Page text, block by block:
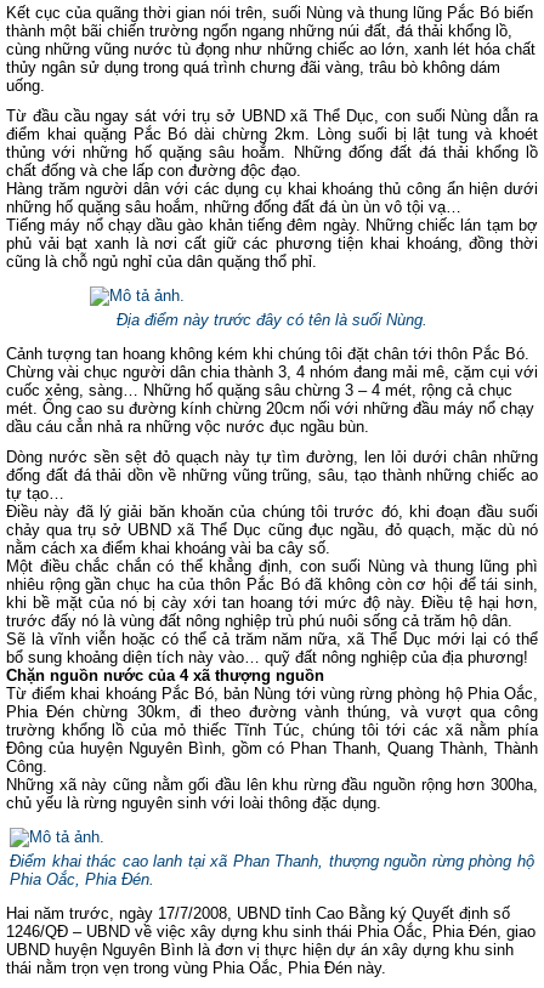
Kết cục của quãng thời gian nói trên, suối Nùng và thung lũng Pắc Bó biến
thành một bãi chiến trường ngổn ngang những núi đất, đá thải khổng lồ,
cùng những vũng nước tù đọng như những chiếc ao lớn, xanh lét hóa chất
thủy ngân sử dụng trong quá trình chưng đãi vàng, trâu bò không dám
uống.
Từ đầu cầu ngay sát với trụ sở UBND xã Thể Dục, con suối Nùng dẫn ra
điểm khai quặng Pắc Bó dài chừng 2km. Lòng suối bị lật tung và khoét
thủng với những hố quặng sâu hoắm. Những đống đất đá thải khổng lồ
chất đống và che lấp con đường độc đạo.
Hàng trăm người dân với các dụng cụ khai khoáng thủ công ẩn hiện dưới
những hố quặng sâu hoắm, những đống đất đá ùn ùn vô tội vạ…
Tiếng máy nổ chạy dầu gào khản tiếng đêm ngày. Những chiếc lán tạm bợ
phủ vải bạt xanh là nơi cất giữ các phương tiện khai khoáng, đồng thời
cũng là chỗ ngủ nghỉ của dân quặng thổ phỉ.
Địa điểm này trước đây có tên là suối Nùng.
Cảnh tượng tan hoang không kém khi chúng tôi đặt chân tới thôn Pắc Bó.
Chừng vài chục người dân chia thành 3, 4 nhóm đang mải mê, cặm cụi với
cuốc xẻng, sàng… Những hố quặng sâu chừng 3 – 4 mét, rộng cả chục
mét. Ống cao su đường kính chừng 20cm nối với những đầu máy nổ chạy
dầu cáu cẳn nhả ra những vộc nước đục ngầu bùn.
Dòng nước sền sệt đỏ quạch này tự tìm đường, len lỏi dưới chân những
đống đất đá thải dồn về những vũng trũng, sâu, tạo thành những chiếc ao
tự tạo…
Điều này đã lý giải băn khoăn của chúng tôi trước đó, khi đoạn đầu suối
chảy qua trụ sở UBND xã Thể Dục cũng đục ngầu, đỏ quạch, mặc dù nó
nằm cách xa điểm khai khoáng vài ba cây số.
Một điều chắc chắn có thể khẳng định, con suối Nùng và thung lũng phì
nhiêu rộng gần chục ha của thôn Pắc Bó đã không còn cơ hội để tái sinh,
khi bề mặt của nó bị cày xới tan hoang tới mức độ này. Điều tệ hại hơn,
trước đấy nó là vùng đất nông nghiệp trù phú nuôi sống cả trăm hộ dân.
Sẽ là vĩnh viễn hoặc có thể cả trăm năm nữa, xã Thể Dục mới lại có thể
bổ sung khoảng diện tích này vào… quỹ đất nông nghiệp của địa phương!
Chặn nguồn nước của 4 xã thượng nguồn
Từ điểm khai khoáng Pắc Bó, bản Nùng tới vùng rừng phòng hộ Phia Oắc,
Phia Đén chừng 30km, đi theo đường vành thúng, và vượt qua công
trường khổng lồ của mỏ thiếc Tĩnh Túc, chúng tôi tới các xã nằm phía
Đông của huyện Nguyên Bình, gồm có Phan Thanh, Quang Thành, Thành
Công.
Những xã này cũng nằm gối đầu lên khu rừng đầu nguồn rộng hơn 300ha,
chủ yếu là rừng nguyên sinh với loài thông đặc dụng.
Điểm khai thác cao lanh tại xã Phan Thanh, thượng nguồn rừng phòng hộ
Phia Oắc, Phia Đén.
Hai năm trước, ngày 17/7/2008, UBND tỉnh Cao Bằng ký Quyết định số
1246/QĐ – UBND về việc xây dựng khu sinh thái Phia Oắc, Phia Đén, giao
UBND huyện Nguyên Bình là đơn vị thực hiện dự án xây dựng khu sinh
thái nằm trọn vẹn trong vùng Phia Oắc, Phia Đén này.